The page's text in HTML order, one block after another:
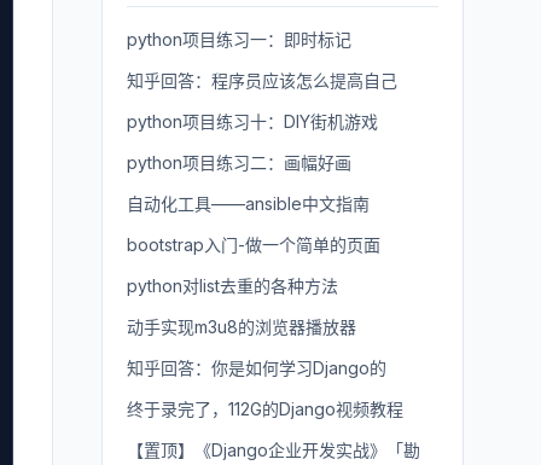
python项目练习一：即时标记
知乎回答：程序员应该怎么提高自己
python项目练习十：DIY街机游戏
python项目练习二：画幅好画
自动化工具——ansible中文指南
bootstrap入门-做一个简单的页面
python对list去重的各种方法
动手实现m3u8的浏览器播放器
知乎回答：你是如何学习Django的
终于录完了，112G的Django视频教程
【置顶】《Django企业开发实战》「勘